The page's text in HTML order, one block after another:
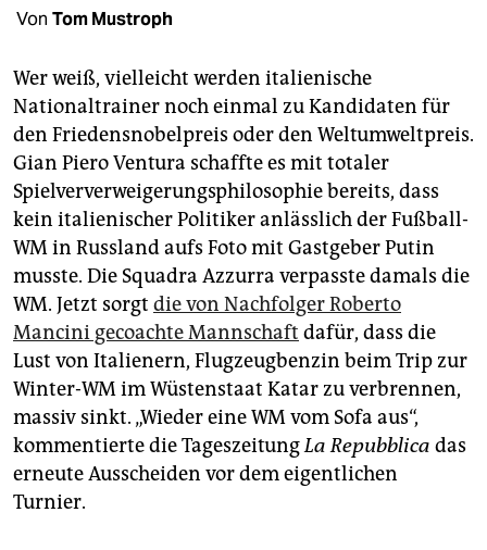
shop
unterstützen
abo
genossenschaft
epaper login
Von Tom Mustroph
Wer weiß, vielleicht werden italienische
Nationaltrainer noch einmal zu Kandidaten für
den Friedensnobelpreis oder den Weltumweltpreis.
Gian Piero Ventura schaffte es mit totaler
Spielververweigerungsphilosophie bereits, dass
kein italienischer Politiker anlässlich der Fußball-
WM in Russland aufs Foto mit Gastgeber Putin
musste. Die Squadra Azzurra verpasste damals die
WM. Jetzt sorgt die von Nachfolger Roberto
Mancini gecoachte Mannschaft dafür, dass die
Lust von Ita­lie­nern, Flugzeugbenzin beim Trip zur
Winter-WM im Wüstenstaat Katar zu verbrennen,
massiv sinkt. „Wieder eine WM vom Sofa aus“,
kommentierte die TageszeitungLa Repubblica das
erneute Ausscheiden vor dem eigentlichen
Turnier.